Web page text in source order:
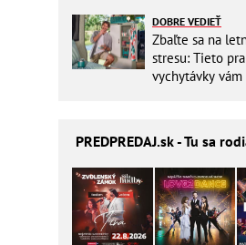
DOBRE VEDIEŤ
Zbaľte sa na
stresu: Tieto
vychytávky
PREDPREDAJ.sk - Tu sa